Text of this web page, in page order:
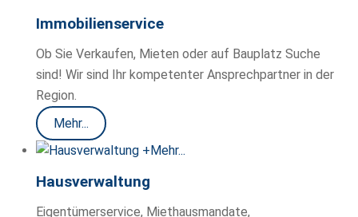
Immobilienservice
Ob Sie Verkaufen, Mieten oder auf Bauplatz Suche
sind! Wir sind Ihr kompetenter Ansprechpartner in der
Region.
Mehr...
+Mehr...
Hausverwaltung
Eigentümerservice, Miethausmandate,